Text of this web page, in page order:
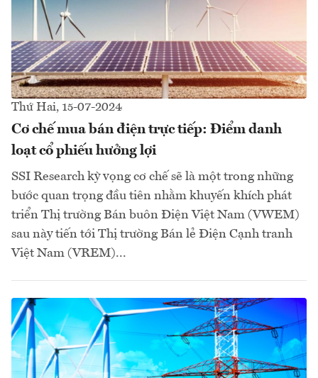
Thứ Hai, 15-07-2024
Cơ chế mua bán điện trực tiếp: Điểm danh
loạt cổ phiếu hưởng lợi
SSI Research kỳ vọng cơ chế sẽ là một trong những
bước quan trọng đầu tiên nhằm khuyến khích phát
triển Thị trường Bán buôn Điện Việt Nam (VWEM)
sau này tiến tới Thị trường Bán lẻ Điện Cạnh tranh
Việt Nam (VREM)...